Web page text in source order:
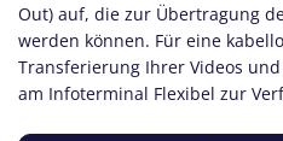
Out) auf, die zur Übertragung
werden können. Für eine
Transferierung Ihrer Videos
am Infoterminal Flexibel zur